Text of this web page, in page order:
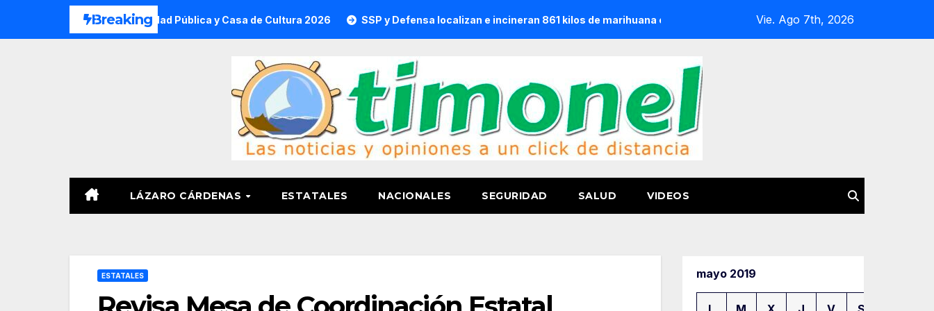
Breaking
Verano DIF, Seguridad Pública y Casa de Cultura 2026 SSP y Defensa localizan e incineran 861 kilos de marihuana en Huetamo FGE Acerca Atención Especializada a
Vie. Ago 7th, 2026
LÁZARO CÁRDENAS ESTATALES NACIONALES SEGURIDAD SALUD VIDEOS
ESTATALES mayo 2019